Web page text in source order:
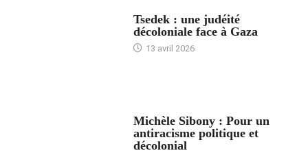
Tsedek : une judéité
décoloniale face à Gaza
13 avril 2026
Michèle Sibony : Pour un
antiracisme politique et
décolonial